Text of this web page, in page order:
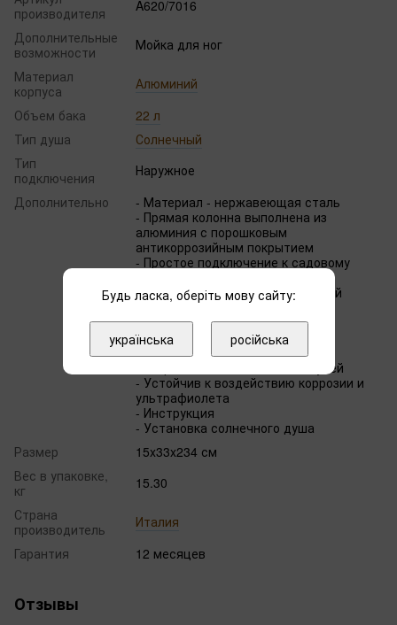
производителя
A620/7016
Дополнительные
возможности
Мойка для ног
Материал
корпуса
Алюминий
Объем бака
22 л
Тип душа
Солнечный
Тип
подключения
Наружное
Дополнительно
- Материал - нержавеющая сталь
- Прямая колонна выполнена из
алюминия с порошковым
антикоррозийным покрытием
- Простое подключение к садовому
- Встроенный предохранительный
клапан
- Душевая насадка
- Кран для мытья ног
- Ёмкость для воды на 22 л
- Нагрев воды от солнечных лучей
- Устойчив к воздействию коррозии и
ультрафиолета
- Инструкция
- Установка солнечного душа
Размер
15x33x234 см
Вес в упаковке,
кг
15.30
Страна
производитель
Италия
Гарантия
12 месяцев
Отзывы
Будь ласка, оберіть мову сайту:
українська російська